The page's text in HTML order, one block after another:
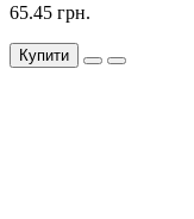
65.45 грн.
Купити